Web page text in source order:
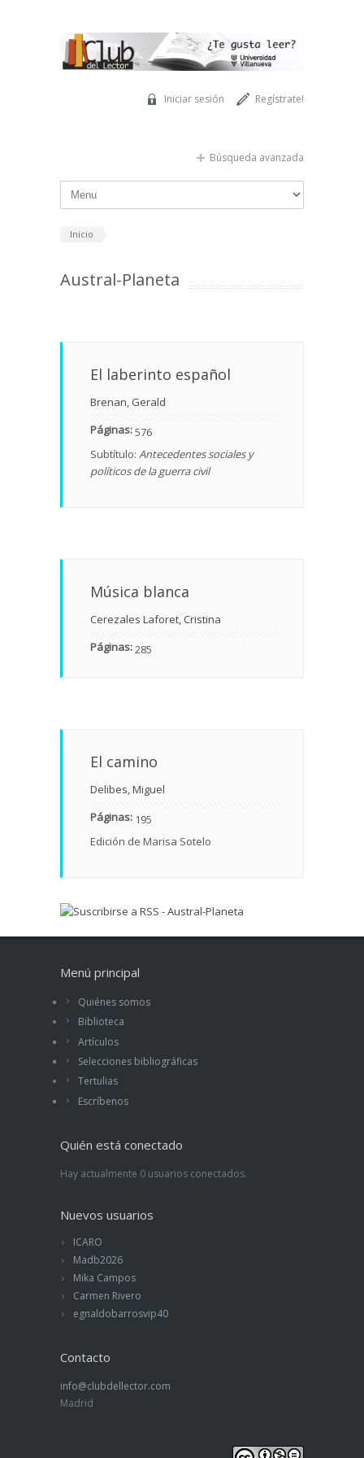
Regístrate!
Iniciar sesión
Búsqueda avanzada
Inicio
Austral-Planeta
El laberinto español
Brenan, Gerald
Páginas:576
Subtítulo: Antecedentes sociales y
políticos de la guerra civil
Música blanca
Cerezales Laforet, Cristina
Páginas:285
El camino
Delibes, Miguel
Páginas: 195
Edición de Marisa Sotelo
Menú principal
Quiénes somos
Biblioteca
Artículos
Selecciones bibliográficas
Tertulias
Escríbenos
Quién está conectado
Hay actualmente 0 usuarios conectados.
Nuevos usuarios
ICARO
Madb2026
Mika Campos
Carmen Rivero
egnaldobarrosvip40
Contacto
info@clubdellector.com
Madrid